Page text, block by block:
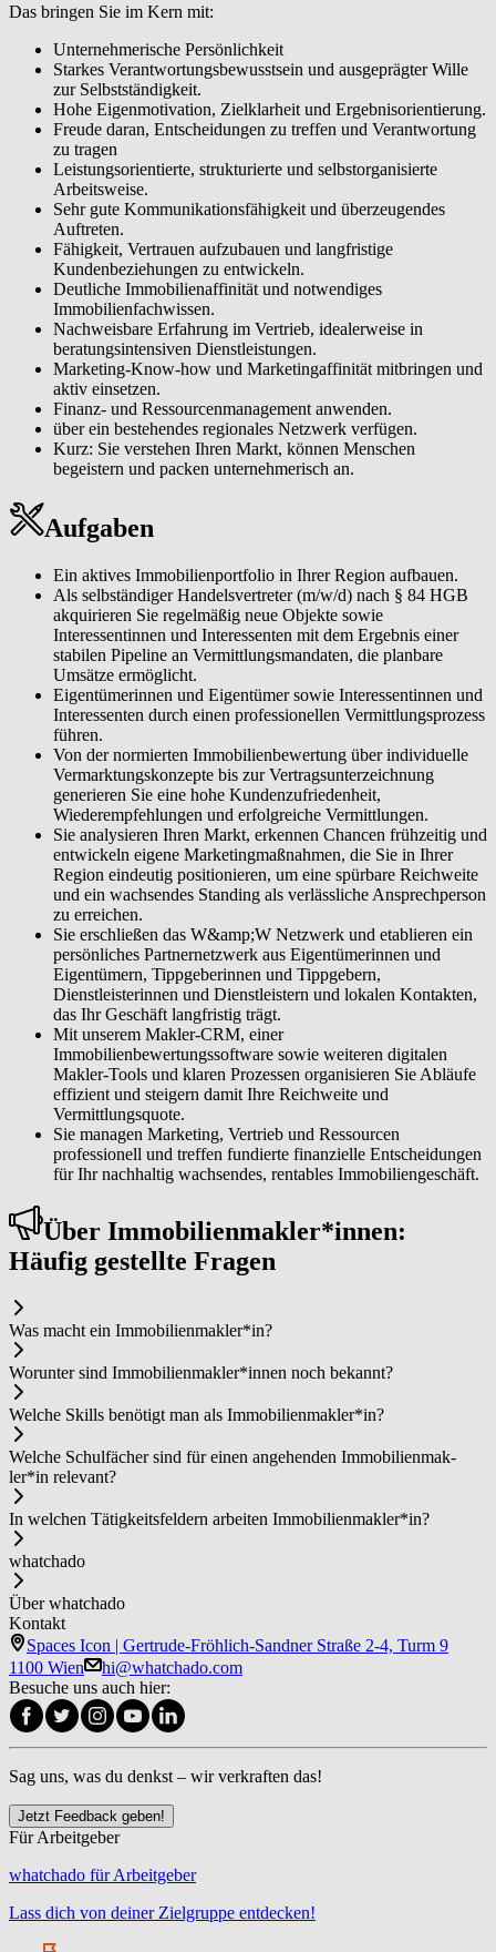
führen. Von der normierten Immobilienbewertung über individuelle
Vermarktungskonzepte bis zur Vertragsunterzeichnung generieren
Sie eine hohe Kundenzufriedenheit, Wiederempfehlungen und
erfolgreiche Vermittlungen.
Als lokaler Immobilienexperte (m/w/d) sichtbar werden. Sie
analysieren Ihren Markt, erkennen Chancen frühzeitig und
entwickeln eigene Marketingmaßnahmen, die Sie in Ihrer Region
eindeutig positionieren, um eine spürbare Reichweite und ein
wachsendes Standing als verlässliche Ansprechperson zu erreichen.
Ein tragfähiges Netzwerk aufbauen und pflegen. Sie erschließen das
W&W Netzwerk und etablieren ein persönliches Partnernetzwerk
aus Eigentümerinnen und Eigentümern, Tippgeberinnen und
Tippgebern, Dienstleisterinnen und Dienstleistern und lokalen
Kontakten, das Ihr Geschäft langfristig trägt.
Moderne Tools & CRM effizient einsetzen. Mit unserem Makler-
CRM, einer Immobilienbewertungssoftware sowie weiteren
digitalen Makler-Tools und klaren Prozessen organisieren Sie
Abläufe effizient und steigern damit Ihre Reichweite und
Vermittlungsquote.
Ihr Geschäft unternehmerisch steuern. Sie managen Marketing,
finanzielle Entscheidungen für Ihr nachhaltig wachsendes, rentables
Immobiliengeschäft.
Das bringen Sie im Kern mit:
Unternehmerische Persönlichkeit
Starkes Verantwortungsbewusstsein und ausgeprägter Wille
zur Selbstständigkeit.
Hohe Eigenmotivation, Zielklarheit und Ergebnisorientierung.
Freude daran, Entscheidungen zu treffen und Verantwortung
zu tragen
Leistungsorientierte, strukturierte und selbstorganisierte
Arbeitsweise.
Sehr gute Kommunikationsfähigkeit und überzeugendes
Auftreten.
Fähigkeit, Vertrauen aufzubauen und langfristige
Kundenbeziehungen zu entwickeln.
Deutliche Immobilienaffinität und notwendiges
Immobilienfachwissen.
Nachweisbare Erfahrung im Vertrieb, idealerweise in
beratungsintensiven Dienstleistungen.
Marketing-Know-how und Marketingaffinität mitbringen und
aktiv einsetzen.
Finanz- und Ressourcenmanagement anwenden.
über ein bestehendes regionales Netzwerk verfügen.
Kurz: Sie verstehen Ihren Markt, können Menschen
begeistern und packen unternehmerisch an.
Aufgaben
Ein aktives Immobilienportfolio in Ihrer Region aufbauen.
Als selbständiger Handelsvertreter (m/w/d) nach § 84 HGB
akquirieren Sie regelmäßig neue Objekte sowie
Interessentinnen und Interessenten mit dem Ergebnis einer
stabilen Pipeline an Vermittlungsmandaten, die planbare
Umsätze ermöglicht.
Eigentümerinnen und Eigentümer sowie Interessentinnen und
Interessenten durch einen professionellen Vermittlungsprozess
führen.
Von der normierten Immobilienbewertung über individuelle
Vermarktungskonzepte bis zur Vertragsunterzeichnung
generieren Sie eine hohe Kundenzufriedenheit,
Wiederempfehlungen und erfolgreiche Vermittlungen.
Sie analysieren Ihren Markt, erkennen Chancen frühzeitig und
entwickeln eigene Marketingmaßnahmen, die Sie in Ihrer
Region eindeutig positionieren, um eine spürbare Reichweite
und ein wachsendes Standing als verlässliche Ansprechperson
zu erreichen.
Sie erschließen das W&amp;W Netzwerk und etablieren ein
persönliches Partnernetzwerk aus Eigentümerinnen und
Eigentümern, Tippgeberinnen und Tippgebern,
Dienstleisterinnen und Dienstleistern und lokalen Kontakten,
das Ihr Geschäft langfristig trägt.
Mit unserem Makler-CRM, einer
Immobilienbewertungssoftware sowie weiteren digitalen
Makler-Tools und klaren Prozessen organisieren Sie Abläufe
effizient und steigern damit Ihre Reichweite und
Vermittlungsquote.
Sie managen Marketing, Vertrieb und Ressourcen
professionell und treffen fundierte finanzielle Entscheidungen
für Ihr nachhaltig wachsendes, rentables Immobiliengeschäft.
Über Im­mo­bi­li­en­mak­ler*in­nen:
Häufig gestellte Fragen
Was macht ein Im­mo­bi­li­en­mak­ler*in?
Worunter sind Im­mo­bi­li­en­mak­ler*in­nen noch bekannt?
Welche Skills benötigt man als Im­mo­bi­li­en­mak­ler*in?
Welche Schulfächer sind für einen angehenden Im­mo­bi­li­en­mak­
ler*in relevant?
In welchen Tätigkeitsfeldern arbeiten Im­mo­bi­li­en­mak­ler*in?
whatchado
Über whatchado
Kontakt
Spaces Icon | Gertrude-Fröhlich-Sandner Straße 2-4, Turm 9
1100 Wien
hi@whatchado.com
Besuche uns auch hier:
Sag uns, was du denkst – wir verkraften das!
Jetzt Feedback geben!
Für Arbeitgeber
whatchado für Arbeitgeber
Lass dich von deiner Zielgruppe entdecken!